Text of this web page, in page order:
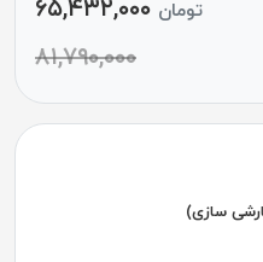
تومان ۶۵,۴۳۲,۰۰۰
۸۱,۷۹۰,۰۰۰